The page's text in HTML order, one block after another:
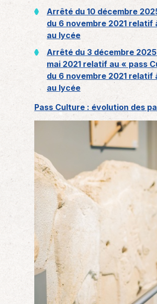
Arrêté du 10 décembre
du 6 novembre 2021 relatif
au lycée
Arrêté du 3 décembre
mai 2021 relatif au « pass
du 6 novembre 2021 relatif
au lycée
Pass Culture : évolution des